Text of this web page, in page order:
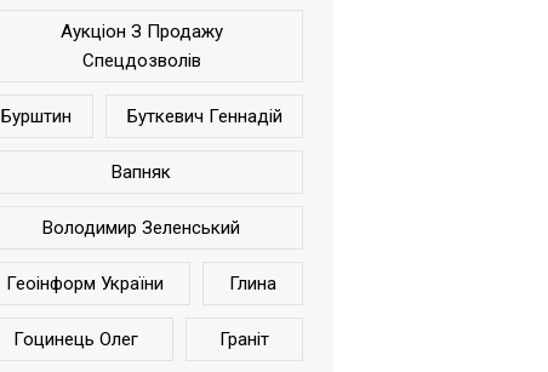
Аукціон З Продажу
Спецдозволів
Бурштин Буткевич Геннадій
Вапняк
Володимир Зеленський
Геоінформ України Глина
Гоцинець Олег Граніт